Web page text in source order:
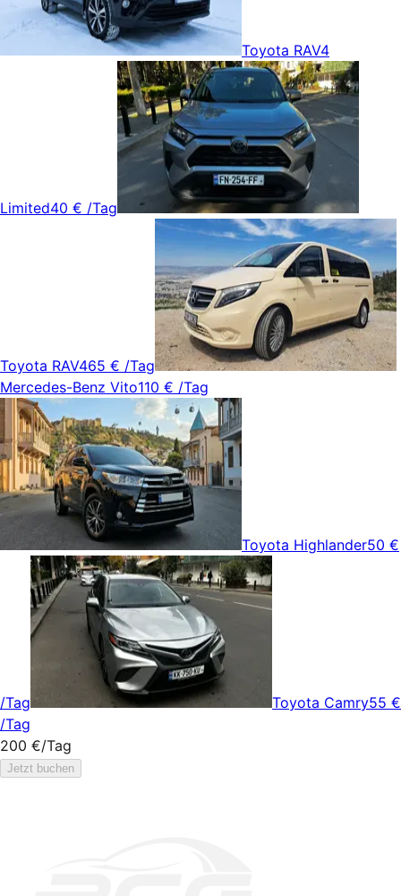
Toyota RAV4
Limited40 € /Tag
Toyota RAV465 € /Tag
Mercedes-Benz Vito110 € /Tag
Toyota Highlander50 €
/Tag Toyota Camry55 €
/Tag
200 €/Tag
Jetzt buchen